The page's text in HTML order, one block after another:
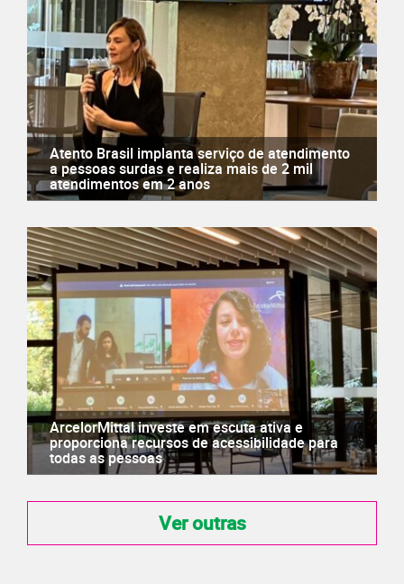
Atento Brasil implanta serviço de atendimento
a pessoas surdas e realiza mais de 2 mil
atendimentos em 2 anos
ArcelorMittal investe em escuta ativa e
proporciona recursos de acessibilidade para
todas as pessoas
Ver outras